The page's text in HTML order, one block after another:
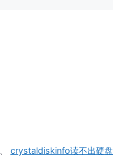
、crystaldiskinfo读不出硬盘